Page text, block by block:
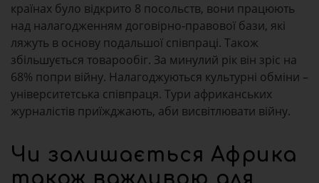
країнах було відкрито 8 посольств, вони працюють
над налагодженням договірно-правової бази, які
ляжуть в основу подальшої співпраці. Також
збільшується товарообіг. За минулий рік він зріс на
68% попри війну. Налагоджуються культурні обміни –
університетська співпраця. Тури африканських
журналістів приїжджають, аби висвітлювати війну.
Чи залишається Африка